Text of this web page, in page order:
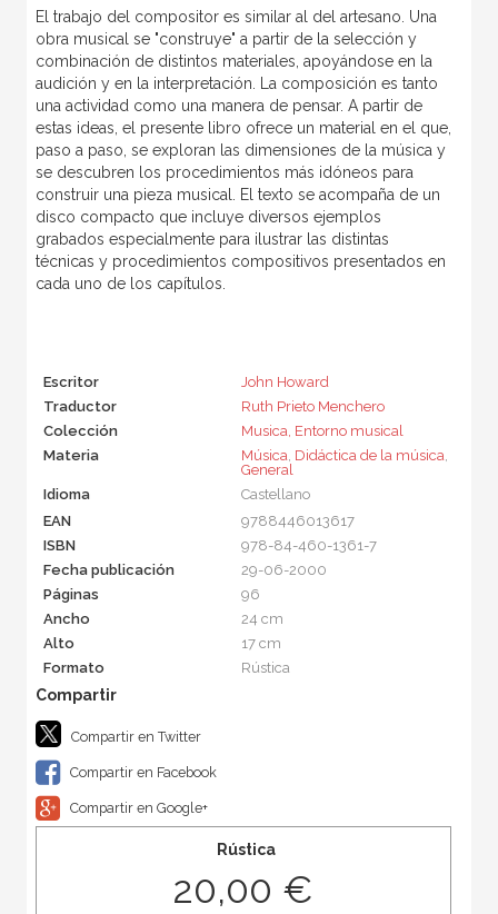
El trabajo del compositor es similar al del artesano. Una
obra musical se "construye" a partir de la selección y
combinación de distintos materiales, apoyándose en la
audición y en la interpretación. La composición es tanto
una actividad como una manera de pensar. A partir de
estas ideas, el presente libro ofrece un material en el que,
paso a paso, se exploran las dimensiones de la música y
se descubren los procedimientos más idóneos para
construir una pieza musical. El texto se acompaña de un
disco compacto que incluye diversos ejemplos
grabados especialmente para ilustrar las distintas
técnicas y procedimientos compositivos presentados en
cada uno de los capítulos.
Escritor
John Howard
Traductor
Ruth Prieto Menchero
Colección
Musica, Entorno musical
Materia
Música, Didáctica de la música,
General
Idioma
Castellano
EAN
9788446013617
ISBN
978-84-460-1361-7
Fecha publicación
29-06-2000
Páginas
96
Ancho
24 cm
Alto
17 cm
Formato
Rústica
Compartir en Twitter
Compartir en Facebook
Compartir en Google+
Rústica
20,00 €